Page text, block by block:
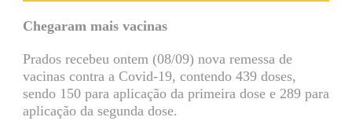
Chegaram mais vacinas
Prados recebeu ontem (08/09) nova remessa de
vacinas contra a Covid-19, contendo 439 doses,
sendo 150 para aplicação da primeira dose e 289 para
aplicação da segunda dose.